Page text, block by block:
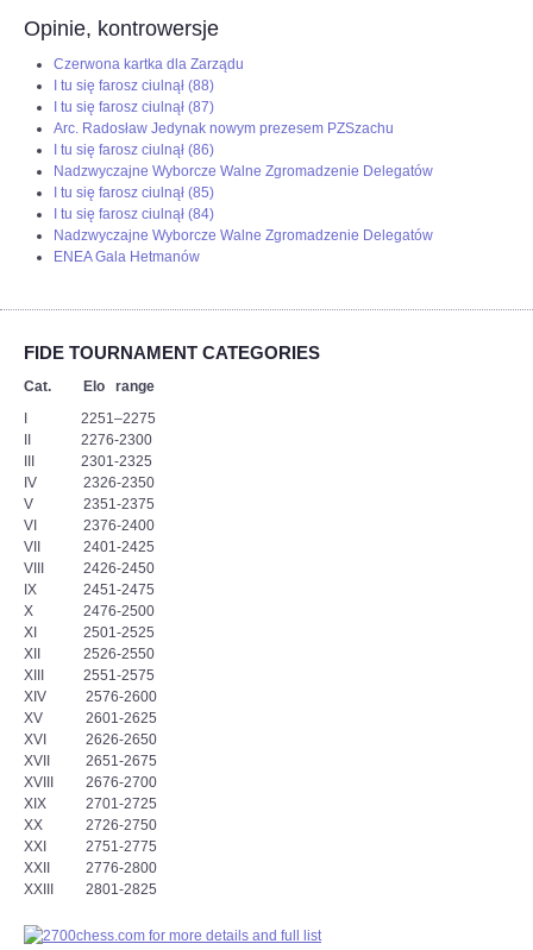
Opinie, kontrowersje
Czerwona kartka dla Zarządu
I tu się farosz ciulnął (88)
I tu się farosz ciulnął (87)
Arc. Radosław Jedynak nowym prezesem PZSzachu
I tu się farosz ciulnął (86)
Nadzwyczajne Wyborcze Walne Zgromadzenie Delegatów
I tu się farosz ciulnął (85)
I tu się farosz ciulnął (84)
Nadzwyczajne Wyborcze Walne Zgromadzenie Delegatów
ENEA Gala Hetmanów
FIDE TOURNAMENT CATEGORIES
Cat. Elo range
I 2251–2275
II 2276-2300
III 2301-2325
IV 2326-2350
V 2351-2375
VI 2376-2400
VII 2401-2425
VIII 2426-2450
IX 2451-2475
X 2476-2500
XI 2501-2525
XII 2526-2550
XIII 2551-2575
XIV 2576-2600
XV 2601-2625
XVI 2626-2650
XVII 2651-2675
XVIII 2676-2700
XIX 2701-2725
XX 2726-2750
XXI 2751-2775
XXII 2776-2800
XXIII 2801-2825